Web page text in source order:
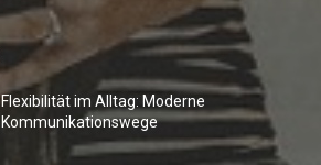
Flexibilität im Alltag: Moderne
Kommunikationswege